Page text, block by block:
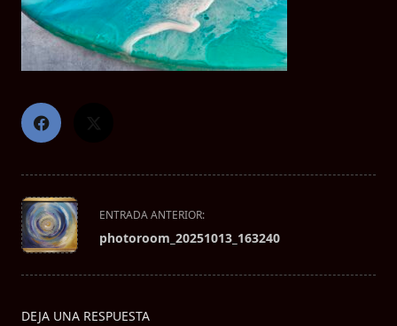
<span
class="nav-
subtitle
screen-
text">Página</span>
ENTRADA ANTERIOR:
photoroom_20251013_163240
DEJA UNA RESPUESTA